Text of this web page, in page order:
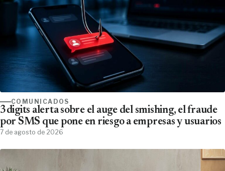
COMUNICADOS
3digits alerta sobre el auge del smishing, el fraude
por SMS que pone en riesgo a empresas y usuarios
7 de agosto de 2026